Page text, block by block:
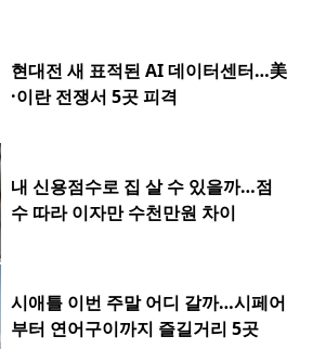
현대전 새 표적된 AI 데이터센터…美
·이란 전쟁서 5곳 피격
내 신용점수로 집 살 수 있을까…점
수 따라 이자만 수천만원 차이
시애틀 이번 주말 어디 갈까…시페어
부터 연어구이까지 즐길거리 5곳